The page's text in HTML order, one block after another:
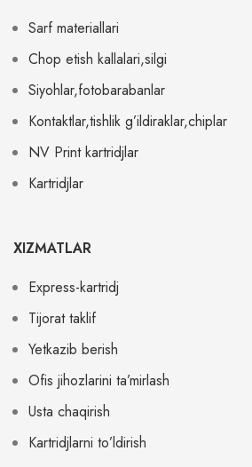
Sarf materiallari
Chop etish kallalari,silgi
Siyohlar,fotobarabanlar
Kontaktlar,tishlik g’ildiraklar,chiplar
NV Print kartridjlar
Kartridjlar
XIZMATLAR
Express-kartridj
Tijorat taklif
Yetkazib berish
Ofis jihozlarini ta’mirlash
Usta chaqirish
Kartridjlarni to’ldirish